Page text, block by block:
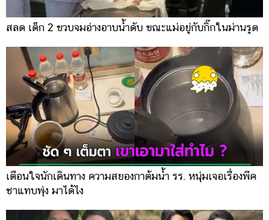
สลด เด็ก 2 ขวบจมอ่างอาบน้ำดับ ขณะแม่อยู่กับกิ๊กในม่านรูด
เตือนใจนักเดินทาง ความสยองกาต้มน้ำ รร. หนุ่มเจอเรื่องพีค
ชาแทบพุ่ง มาได้ไง